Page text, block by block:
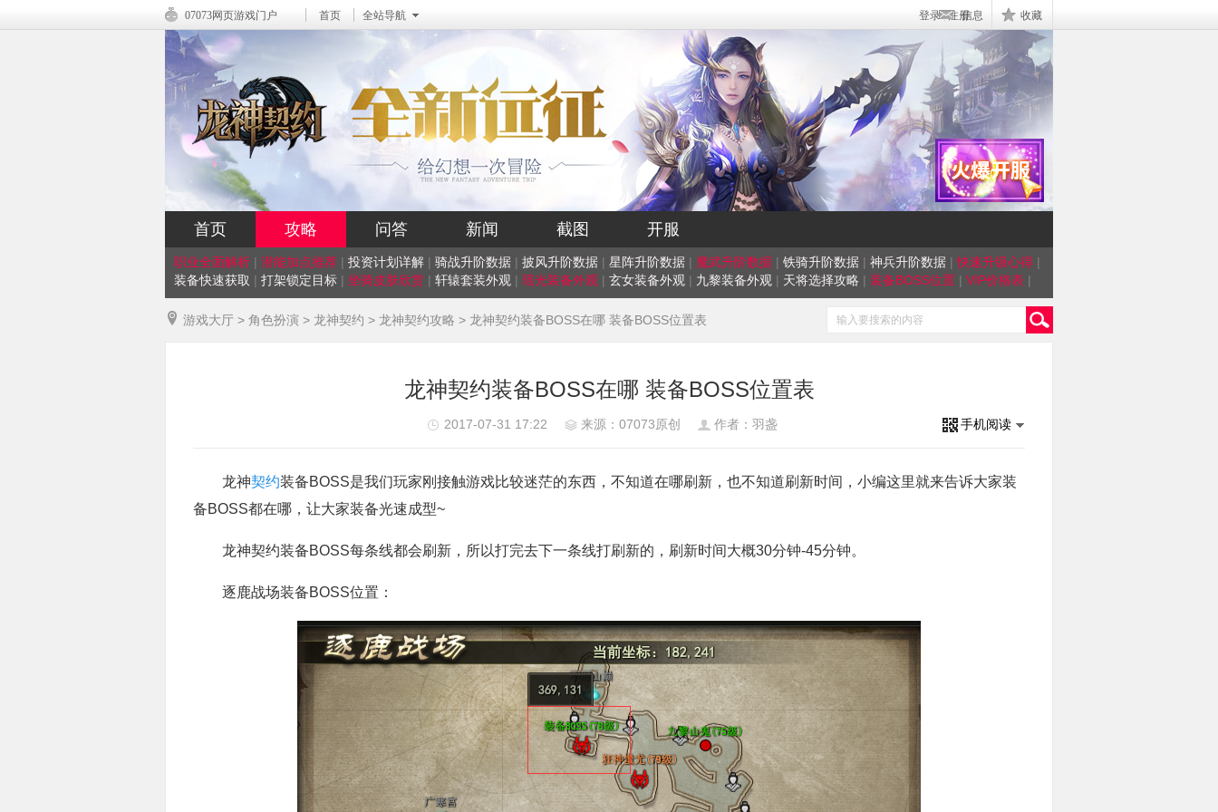
07073网页游戏门户 首页 全站导航 登录|注册信息 收藏
首页 攻略 问答 新闻 截图 开服
职业全面解析 | 潜能加点推荐 | 投资计划详解 | 骑战升阶数据 | 披风升阶数据 | 星阵升阶数据 | 魔武升阶数据 | 铁骑升阶数据 | 神兵升阶数据 |快速升级心得 |
装备快速获取 | 打架锁定目标 | 坐骑皮肤欣赏 | 轩辕套装外观 | 瑶光装备外观 | 玄女装备外观 | 九黎装备外观 | 天将选择攻略 | 装备BOSS位置 | VIP价格表 |
游戏大厅 > 角色扮演 > 龙神契约 > 龙神契约攻略 > 龙神契约装备BOSS在哪 装备BOSS位置表
龙神契约装备BOSS在哪 装备BOSS位置表
2017-07-31 17:22 来源：07073原创 作者：羽盏 手机阅读
龙神契约装备BOSS是我们玩家刚接触游戏比较迷茫的东西，不知道在哪刷新，也不知道刷新时间，小编这里就来告诉大家装
备BOSS都在哪，让大家装备光速成型~
龙神契约装备BOSS每条线都会刷新，所以打完去下一条线打刷新的，刷新时间大概30分钟-45分钟。
逐鹿战场装备BOSS位置：